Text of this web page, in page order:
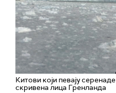
Китови који певају
скривена лица Гренланда